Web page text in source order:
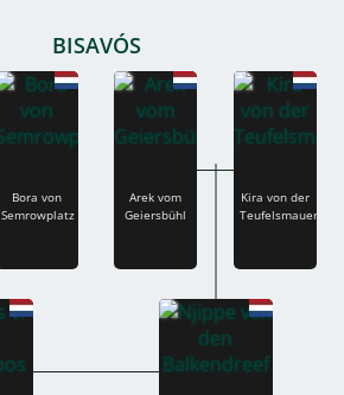
BISAVÓS
Bora von
Semrowplatz
Arek vom
Geiersbühl
Kira von der
Teufelsmauer